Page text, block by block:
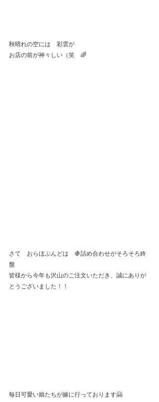
秋晴れの空には　彩雲が
お店の前が神々しい（笑　🌈
さて　おらほぶんどは　🍇詰め合わせがそろそろ終
盤
皆様から今年も沢山のご注文いただき、誠にありが
とうございました！！
毎日可愛い娘たちが嫁に行っております🤗